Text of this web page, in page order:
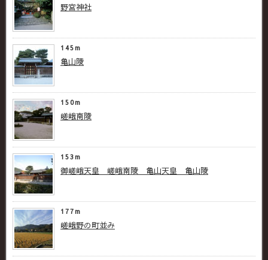
野宮神社
145m
亀山陵
150m
嵯峨南陵
153m
御嵯峨天皇 嵯峨南陵 亀山天皇 亀山陵
177m
嵯峨野の町並み